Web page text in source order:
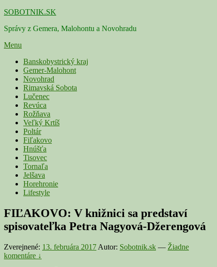
Skip
content
SOBOTNIK.SK
Správy z Gemera, Malohontu a Novohradu
Menu
Primárne
menu
Banskobystrický kraj
Gemer-Malohont
Novohrad
Rimavská Sobota
Lučenec
Revúca
Rožňava
Veľký Krtíš
Poltár
Fiľakovo
Hnúšťa
Tisovec
Tornaľa
Jelšava
Horehronie
Lifestyle
FIĽAKOVO: V knižnici sa predstaví
spisovateľka Petra Nagyová-Džerengová
Zverejnené: 13. februára 2017 Autor: Sobotnik.sk — Žiadne
komentáre ↓